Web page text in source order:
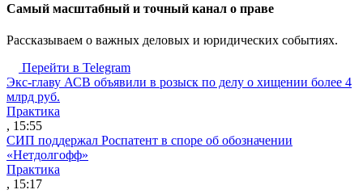
Cамый масштабный и точный канал о праве
Рассказываем о важных деловых и юридических событиях.
Перейти в Telegram
Экс-главу АСВ объявили в розыск по делу о хищении более 4
млрд руб.
Практика
, 15:55
СИП поддержал Роспатент в споре об обозначении
«Нетдолгофф»
Практика
, 15:17